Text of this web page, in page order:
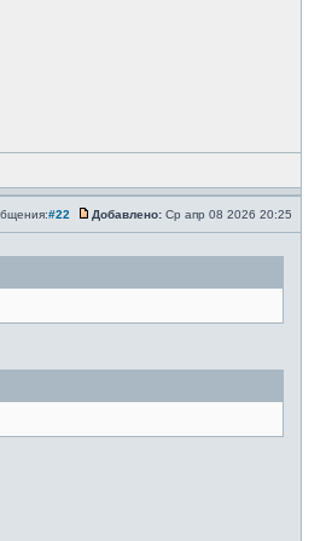
#22 Добавлено: Ср апр 08 2026 20:25